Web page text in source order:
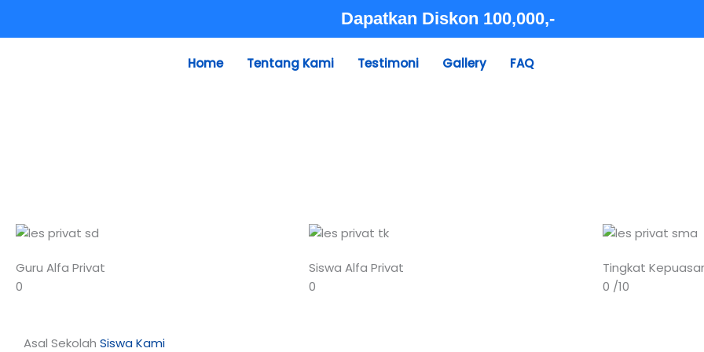
Dapatkan Diskon 100,000,-
Home Tentang Kami Testimoni Gallery FAQ
Guru Alfa Privat
0
Siswa Alfa Privat
0
Tingkat
0 /10
Asal Sekolah Siswa Kami